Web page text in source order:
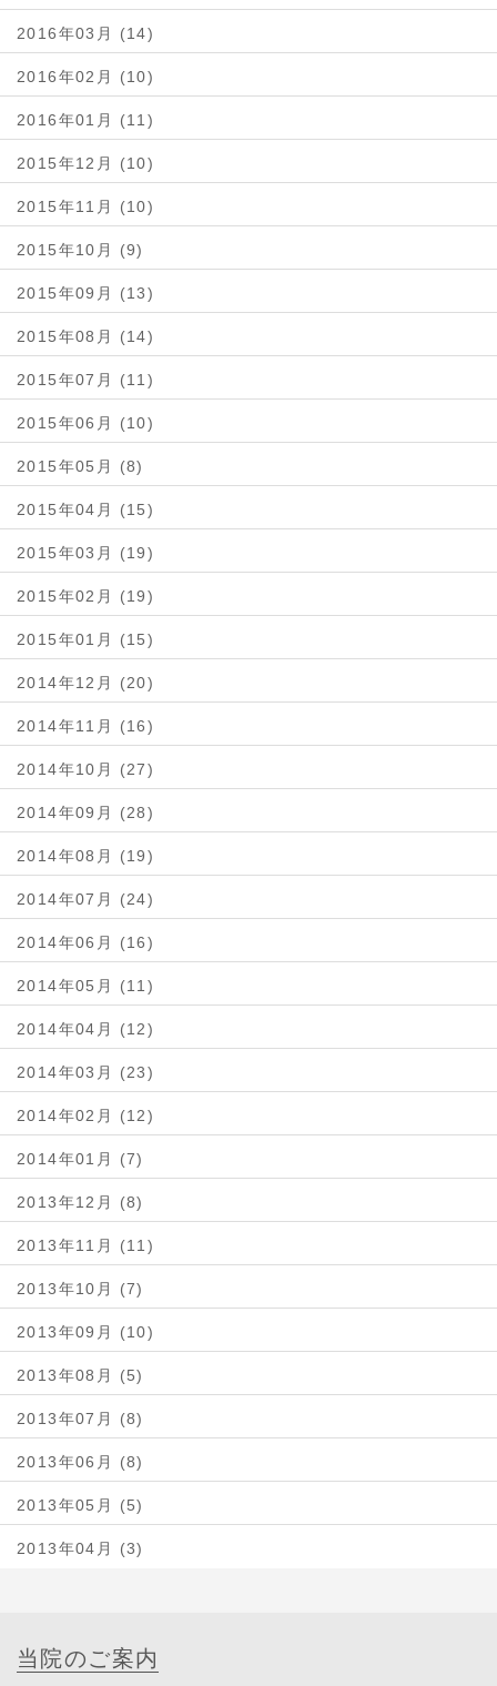
2016年03月 (14)
2016年02月 (10)
2016年01月 (11)
2015年12月 (10)
2015年11月 (10)
2015年10月 (9)
2015年09月 (13)
2015年08月 (14)
2015年07月 (11)
2015年06月 (10)
2015年05月 (8)
2015年04月 (15)
2015年03月 (19)
2015年02月 (19)
2015年01月 (15)
2014年12月 (20)
2014年11月 (16)
2014年10月 (27)
2014年09月 (28)
2014年08月 (19)
2014年07月 (24)
2014年06月 (16)
2014年05月 (11)
2014年04月 (12)
2014年03月 (23)
2014年02月 (12)
2014年01月 (7)
2013年12月 (8)
2013年11月 (11)
2013年10月 (7)
2013年09月 (10)
2013年08月 (5)
2013年07月 (8)
2013年06月 (8)
2013年05月 (5)
2013年04月 (3)
当院のご案内